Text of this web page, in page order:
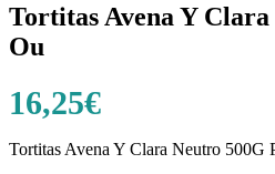
Tortitas Avena Y
Ou
16,25€
Tortitas Avena Y Clara Neutro 500G